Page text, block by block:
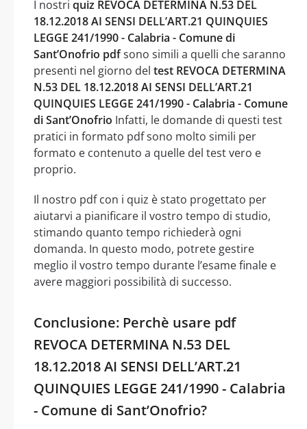
I nostri quiz REVOCA DETERMINA N.53 DEL
18.12.2018 AI SENSI DELL’ART.21 QUINQUIES
LEGGE 241/1990 - Calabria - Comune di
Sant’Onofrio pdfsono simili a quelli che saranno
presenti nel giorno del test REVOCA DETERMINA
N.53 DEL 18.12.2018 AI SENSI DELL’ART.21
QUINQUIES LEGGE 241/1990 - Calabria - Comune
di Sant’Onofrio Infatti, le domande di questi test
pratici in formato pdf sono molto simili per
formato e contenuto a quelle del test vero e
proprio.
Il nostro pdf con i quiz è stato progettato per
aiutarvi a pianificare il vostro tempo di studio,
stimando quanto tempo richiederà ogni
domanda. In questo modo, potrete gestire
meglio il vostro tempo durante l’esame finale e
avere maggiori possibilità di successo.
Conclusione: Perchè usare pdf
REVOCA DETERMINA N.53 DEL
18.12.2018 AI SENSI DELL’ART.21
QUINQUIES LEGGE 241/1990 - Calabria
- Comune di Sant’Onofrio?